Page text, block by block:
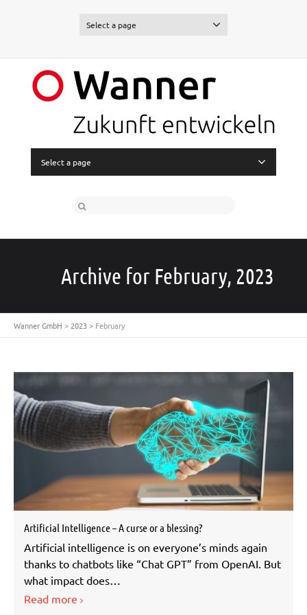
Select a page
Select a page
Archive for February, 2023
Wanner GmbH > 2023> February
Artificial Intelligence – A curse or a blessing?
Artificial intelligence is on everyone’s minds again
thanks to chatbots like “Chat GPT” from OpenAI. But
what impact does…
Read more